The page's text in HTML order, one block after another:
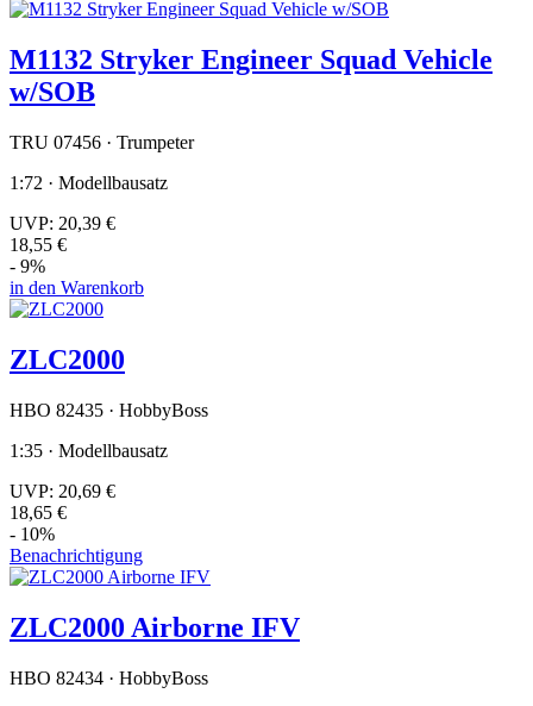
M1132 Stryker Engineer Squad Vehicle
w/SOB
TRU 07456 · Trumpeter
1:72 · Modellbausatz
UVP: 20,39 €
18,55 €
- 9%
in den Warenkorb
ZLC2000
HBO 82435 · HobbyBoss
1:35 · Modellbausatz
UVP: 20,69 €
18,65 €
- 10%
Benachrichtigung
ZLC2000 Airborne IFV
HBO 82434 · HobbyBoss